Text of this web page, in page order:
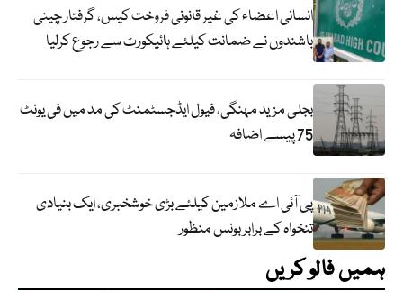
انسانی اعضاء کی غیر قانونی فروخت کیس، گرفتار چینی
باشندوں نے ضمانت کیلئے ہائیکورٹ سے رجوع کرلیا
بجلی مزید مہنگی، فیول ایڈجسٹمنٹ کی مد میں فی یونٹ
75 پیسے اضافہ
پی آئی اے ملازمین کیلئے بڑی خوشخبری، ایک بنیادی
تنخواہ کے برابر بونس منظور
ہمیں فالو کریں